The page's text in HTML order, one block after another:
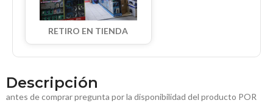
RETIRO EN TIENDA
Descripción
antes de comprar pregunta por la disponibilidad del producto POR